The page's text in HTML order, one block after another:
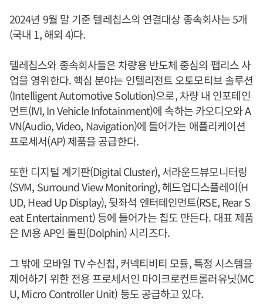
2024년 9월 말 기준 텔레칩스의 연결대상 종속회사는 5개
(국내 1, 해외 4)다.
텔레칩스와 종속회사들은 차량용 반도체 중심의 팹리스 사
업을 영위한다. 핵심 분야는 인텔리전트 오토모티브 솔루션
(Intelligent Automotive Solution)으로, 차량 내 인포테인
먼트(IVI, In Vehicle Infotainment)에 속하는 카오디오와 A
VN(Audio, Video, Navigation)에 들어가는 애플리케이션
프로세서(AP) 제품을 공급한다.
또한 디지털 계기판(Digital Cluster), 서라운드뷰모니터링
(SVM, Surround View Monitoring), 헤드업디스플레이(H
UD, Head Up Display), 뒷좌석 엔터테인먼트(RSE, Rear S
eat Entertainment) 등에 들어가는 칩도 만든다. 대표 제품
은 IVI용 AP인 돌핀(Dolphin) 시리즈다.
그 밖에 모바일 TV 수신칩, 커넥티비티 모듈, 특정 시스템을
제어하기 위한 전용 프로세서인 마이크로컨트롤러유닛(MC
U, Micro Controller Unit) 등도 공급하고 있다.